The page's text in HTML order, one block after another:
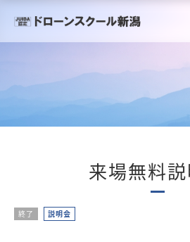
来場無料
終了 説明会